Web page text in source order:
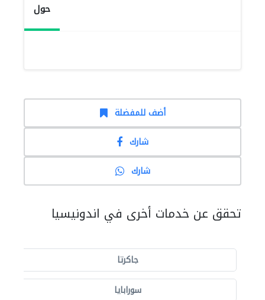
حول
أضف للمفضلة
شارك
شارك
تحقق عن خدمات أخرى في اندونيسيا
جاكرتا
سورابايا